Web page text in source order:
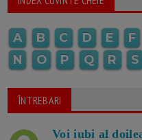
A B C D E F
N
O P Q R S
ÎNTREBARI
Voi iubi al